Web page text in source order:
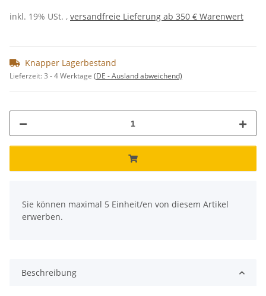
inkl. 19% USt. , versandfreie Lieferung ab 350 € Warenwert
Knapper Lagerbestand
Lieferzeit:3 - 4 Werktage (DE - Ausland abweichend)
Sie können maximal 5 Einheit/en von diesem Artikel
erwerben.
Beschreibung